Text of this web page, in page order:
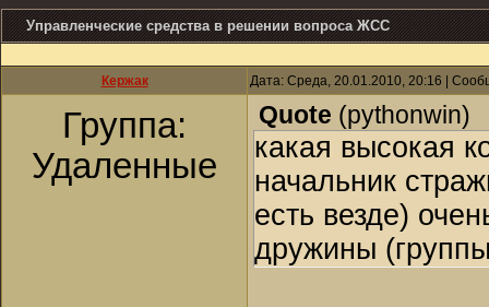
Управленческие средства в решении вопроса ЖСС
Кержак Дата: Среда, 20.01.2010, 20:16 |
Группа:
Удаленные
Quote (pythonwin)
какая высокая
начальник
есть везде)
дружины